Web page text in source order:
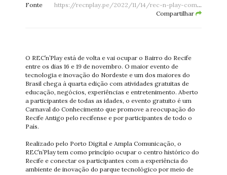
Fonte
https://recnplay.pe/2022/11/14/rec-n-play-comeca-nesta-quarta-feira-confira-o-que-voce-precisa-saber/
Compartilhar
O REC’n’Play está de volta e vai ocupar o Bairro do Recife
entre os dias 16 e 19 de novembro. O maior evento de
tecnologia e inovação do Nordeste e um dos maiores do
Brasil chega à quarta edição com atividades gratuitas de
educação, negócios, experiências e entretenimento. Aberto
a participantes de todas as idades, o evento gratuito é um
Carnaval do Conhecimento que promove a reocupação do
Recife Antigo pelo recifense e por participantes de todo o
País.
Realizado pelo Porto Digital e Ampla Comunicação, o
REC’n’Play tem como princípio ocupar o centro histórico do
Recife e conectar os participantes com a experiência do
ambiente de inovação do parque tecnológico por meio de